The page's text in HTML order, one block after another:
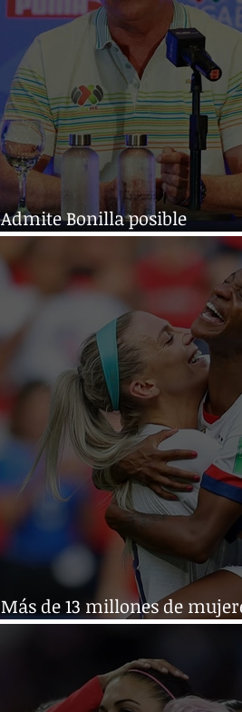
Admite Bonilla posible
desafiliación
Más de 13 millones de
juegan fútbol en el mundo: